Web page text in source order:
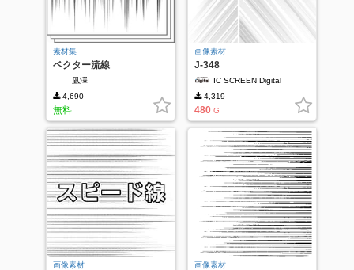
素材集
ベクター流線
凪澤
4,690
無料
画像素材
J-348
IC SCREEN Digital
4,319
480 G
画像素材 画像素材